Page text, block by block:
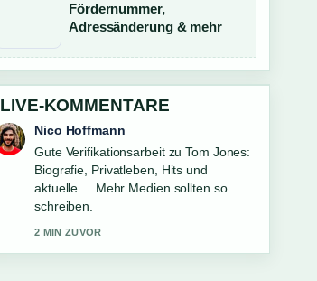
Fördernummer,
Adressänderung & mehr
LIVE-KOMMENTARE
Hannah Weber
Starke Einordnung zu Julian Brandt
wechselt zu Ajax Amsterdam. Das ist
die klarste Zusammenfassung, die ich
heute gesehen habe.
4 MIN ZUVOR